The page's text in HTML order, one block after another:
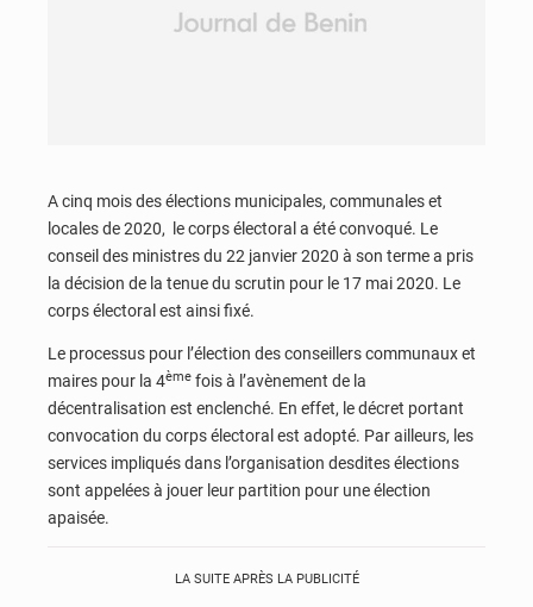
A cinq mois des élections municipales, communales et
locales de 2020, le corps électoral a été convoqué. Le
conseil des ministres du 22 janvier 2020 à son terme a pris
la décision de la tenue du scrutin pour le 17 mai 2020. Le
corps électoral est ainsi fixé.
Le processus pour l’élection des conseillers communaux et
maires pour la 4ème fois à l’avènement de la
décentralisation est enclenché. En effet, le décret portant
convocation du corps électoral est adopté. Par ailleurs, les
services impliqués dans l’organisation desdites élections
sont appelées à jouer leur partition pour une élection
apaisée.
LA SUITE APRÈS LA PUBLICITÉ